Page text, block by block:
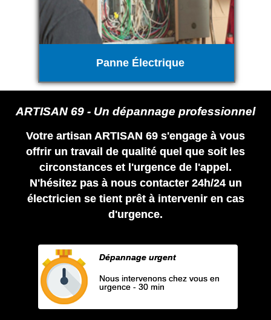
Panne Électrique
ARTISAN 69 - Un dépannage professionnel
Votre artisan ARTISAN 69 s'engage à vous
offrir un travail de qualité quel que soit les
circonstances et l'urgence de l'appel.
N'hésitez pas à nous contacter 24h/24 un
électricien se tient prêt à intervenir en cas
d'urgence.
Dépannage urgent
Nous intervenons chez vous en
urgence - 30 min